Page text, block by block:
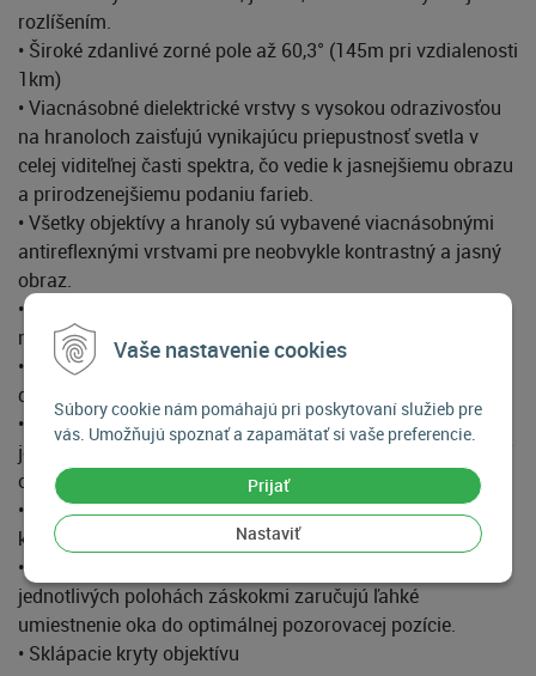
Vaše nastavenie cookies
Súbory cookie nám pomáhajú pri poskytovaní služieb pre
vás. Umožňujú spoznať a zapamätať si vaše preferencie.
Prijať
Nastaviť
rozlíšením.
• Široké zdanlivé zorné pole až 60,3° (145m pri vzdialenosti
1km)
• Viacnásobné dielektrické vrstvy s vysokou odrazivosťou
na hranoloch zaisťujú vynikajúcu priepustnosť svetla v
celej viditeľnej časti spektra, čo vedie k jasnejšiemu obrazu
a prirodzenejšiemu podaniu farieb.
• Všetky objektívy a hranoly sú vybavené viacnásobnými
antireflexnými vrstvami pre neobvykle kontrastný a jasný
obraz.
• Na vonkajšie povrchy objektívu a šošoviek okuláru sa
nanáša vrstva odolná proti poškriabaniu.
• Strechové hranoly s vrstvou na fázovú korekciu slúžia na
dosiahnutie vysokého rozlíšenia.
• Konštrukcia okulárov High-eyepoint umožňuje
jednoduché pozorovanie celého zorného poľa aj pri použití
okuliarov.
• Vodotesné (do hĺbky 1 m 10 minút) telo tesnené O-
krúžkami a plnené dusíkom proti zahmlievaniu
• Otočné a posuvné gumové očnice aretované v
jednotlivých polohách záskokmi zaručujú ľahké
umiestnenie oka do optimálnej pozorovacej pozície.
• Sklápacie kryty objektívu